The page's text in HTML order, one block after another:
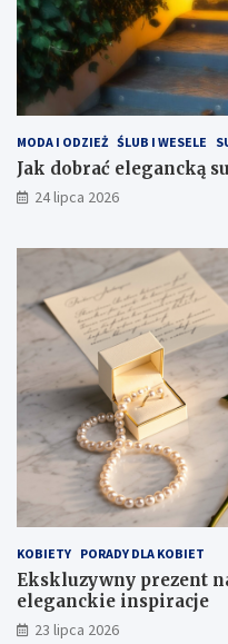
MODA I ODZIEŻ ŚLUB I WESELE
Jak dobrać elegancką
24 lipca 2026
KOBIETY PORADY DLA KOBIET
Ekskluzywny prezent
eleganckie inspiracje
23 lipca 2026